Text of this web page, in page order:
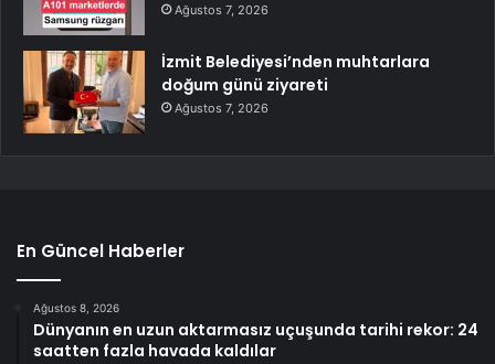
Ağustos 7, 2026
İzmit Belediyesi’nden muhtarlara
doğum günü ziyareti
Ağustos 7, 2026
En Güncel Haberler
Ağustos 8, 2026
Dünyanın en uzun aktarmasız uçuşunda tarihi rekor: 24
saatten fazla havada kaldılar